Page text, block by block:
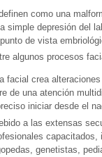
como una
simple depresión del
de vista
algunos procesos
facial crea
de una atención
iniciar desde el
a las extensas
capacitados,
genetistas,